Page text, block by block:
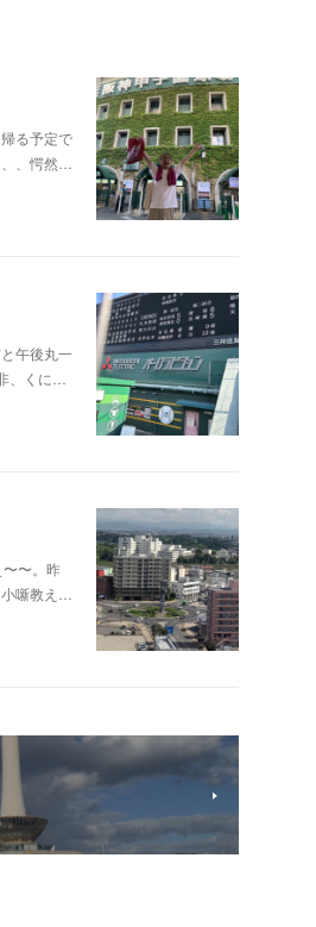
る予定で
、愕然…
午後丸一
、くに…
〜。昨
噺教え…